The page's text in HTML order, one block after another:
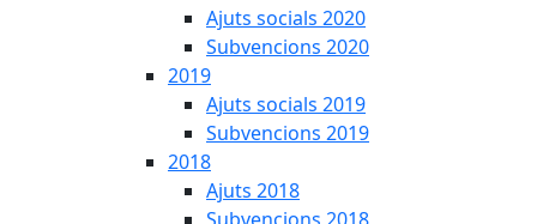
Ajuts socials 2020
Subvencions 2020
2019
Ajuts socials 2019
Subvencions 2019
2018
Ajuts 2018